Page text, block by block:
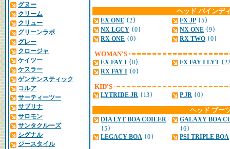
グヌー
クリーム
クリュー
グリーンラボ
グレー
クロージャ
ケイツー
ケスラー
ゲンテンスティック
コルア
サーティーツー
サブリナ
サロモン
サンタクルーズ
シグナル
ジースタイル
ヘッド バインデ
EX ONE (2) FX JP (5)
NX LGCY (0) NX ONE (9)
RX ONE (0) RX TWO (0)
WOMAN'S
EX FAY I (0) FX FAY I LYT (22
RX FAY I (0)
KID'S
LYTRIDE JR ( 13) P JR (0)
ヘッド ブー
DIA LYT BOA COILER
(5)
GALAXY BOA
(6)
LEGACY BOA (0) PSI TRIPLE BOA